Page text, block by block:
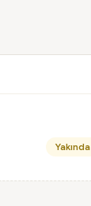
Yakında